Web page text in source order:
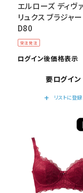
受注発注
エルローズ ディヴ
リュクス ブラジャ
D80
ログイン後価格表示
要ログイン
add
リストに登録